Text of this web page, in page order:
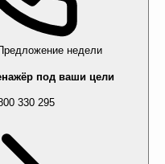
недели
под ваши цели
330 295